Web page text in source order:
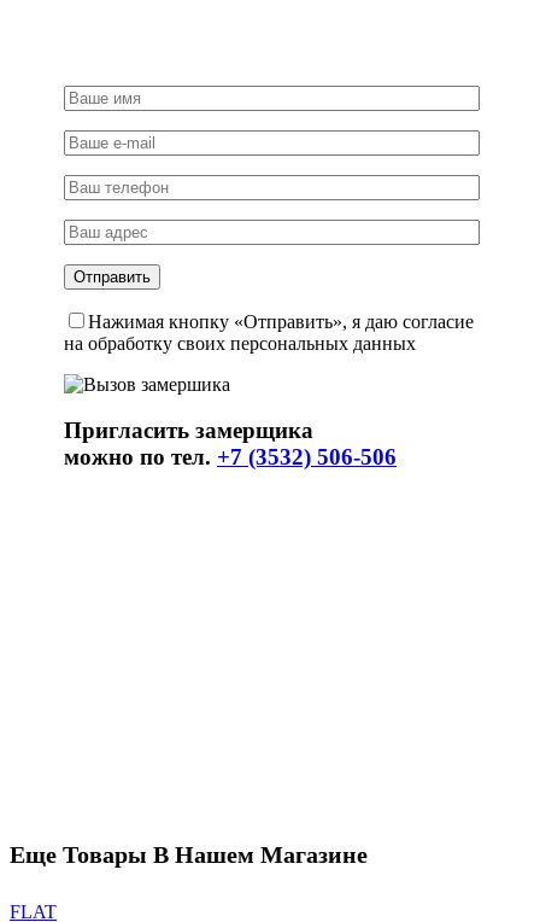
Нажимая кнопку «Отправить», я даю согласие
на обработку своих персональных данных
Пригласить замерщика
можно по тел. +7 (3532) 506-506
Еще Товары В Нашем Магазине
FLAT